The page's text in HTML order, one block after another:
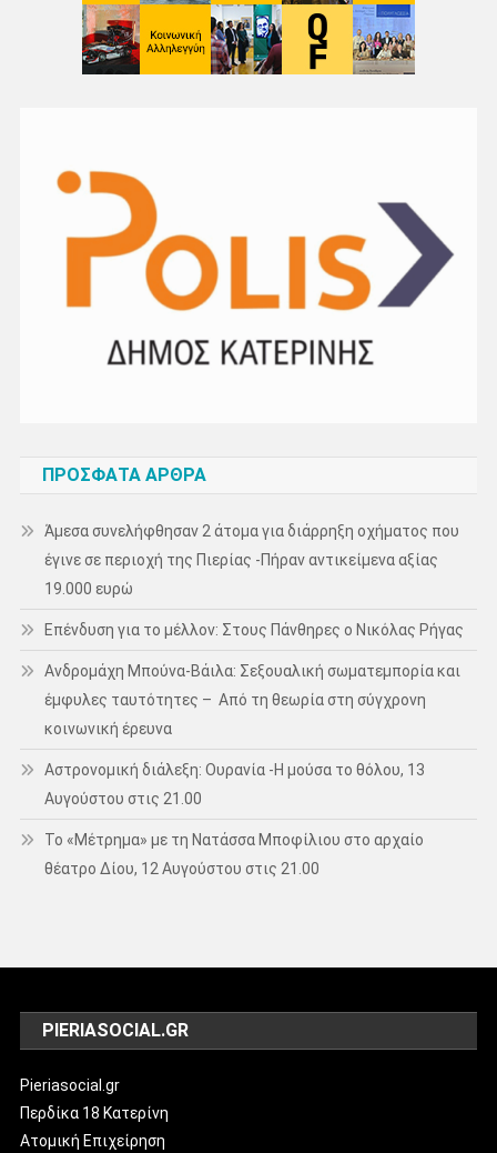
ΠΡΌΣΦΑΤΑ ΆΡΘΡΑ
Άμεσα συνελήφθησαν 2 άτομα για διάρρηξη οχήματος που
έγινε σε περιοχή της Πιερίας -Πήραν αντικείμενα αξίας
19.000 ευρώ
Επένδυση για το μέλλον: Στους Πάνθηρες ο Νικόλας Ρήγας
Ανδρομάχη Μπούνα-Βάιλα: Σεξουαλική σωματεμπορία και
έμφυλες ταυτότητες – Από τη θεωρία στη σύγχρονη
κοινωνική έρευνα
Αστρονομική διάλεξη: Ουρανία -Η μούσα το θόλου, 13
Αυγούστου στις 21.00
Το «Μέτρημα» με τη Νατάσσα Μποφίλιου στο αρχαίο
θέατρο Δίου, 12 Αυγούστου στις 21.00
PIERIASOCIAL.GR
Pieriasocial.gr
Περδίκα 18 Κατερίνη
Ατομική Επιχείρηση